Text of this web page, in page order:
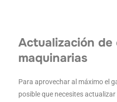
Actualización de
maquinarias
Para aprovechar al máximo el
posible que necesites